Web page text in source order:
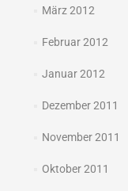
März 2012
Februar 2012
Januar 2012
Dezember 2011
November 2011
Oktober 2011